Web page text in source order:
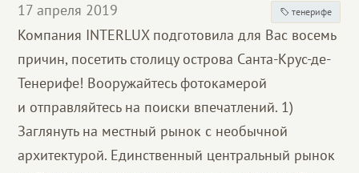
Партнерам
Благотворительность
17 апреля 2019 тенерифе
Компания INTERLUX подготовила для Вас восемь
причин, посетить столицу острова Санта-Крус-де-
Тенерифе! Вооружайтесь фотокамерой
и отправляйтесь на поиски впечатлений. 1)
Заглянуть на местный рынок с необычной
архитектурой. Единственный центральный рынок